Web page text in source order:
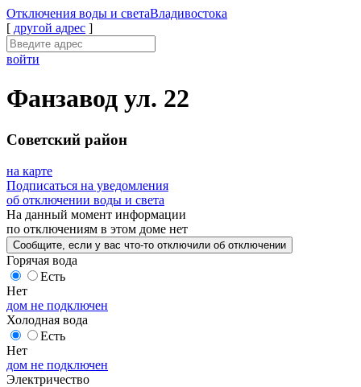
Отключения воды и светаВладивостока
[ другой адрес ]
войти
Фанзавод ул. 22
Советский район
на карте
Подписаться на уведомления
об отключении воды и света
На данный момент информации
по отключениям в этом доме нет
Сообщите , если у вас что-то отключили об отключении
Горячая вода
Есть
Нет
дом не подключен
Холодная вода
Есть
Нет
дом не подключен
Электричество